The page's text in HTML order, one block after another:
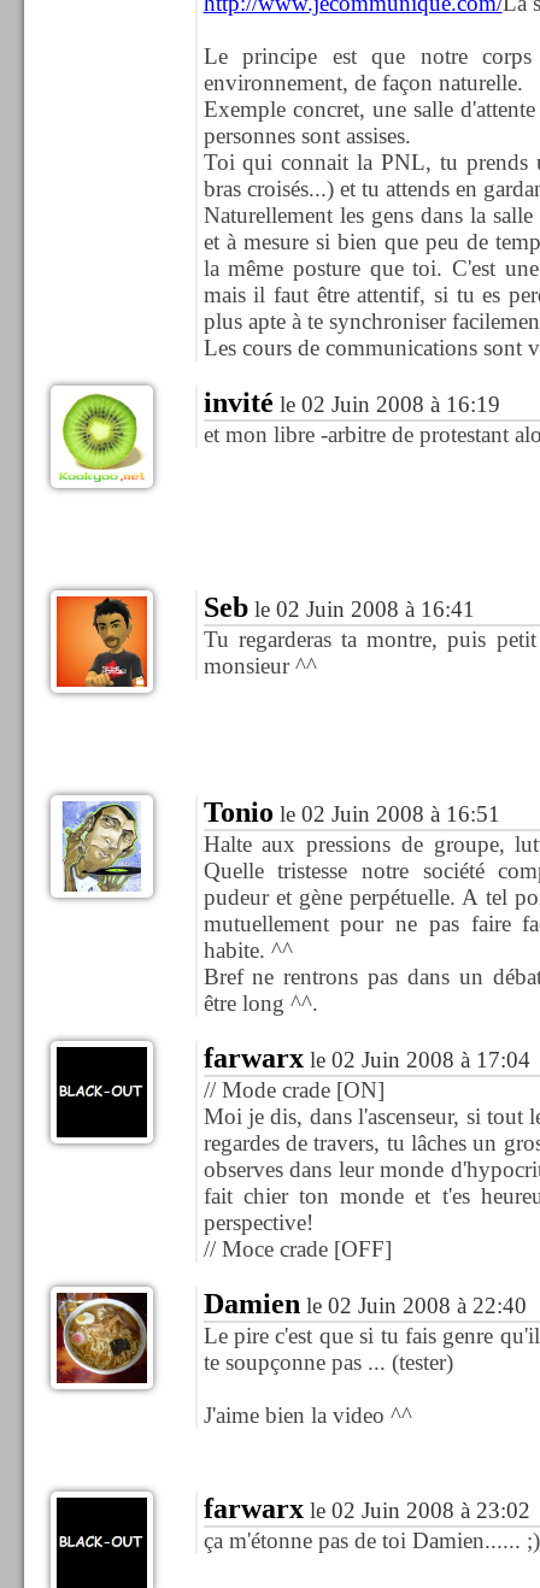
Le principe est que notre corps
environnement, de façon naturelle.
Exemple concret, une salle
personnes sont assises.
Toi qui connait la PNL, tu prends
bras croisés...) et tu attends en
Naturellement les gens dans la
et à mesure si bien que peu de
la même posture que toi. C'est
mais il faut être attentif, si tu es
plus apte à te synchroniser
Les cours de communications sont
invité le 02 Juin 2008 à 16:19
et mon libre -arbitre de protestant
Seble 02 Juin 2008 à 16:41
Tu regarderas ta montre, puis
monsieur ^^
Tonio le 02 Juin 2008 à 16:51
Halte aux pressions de groupe,
Quelle tristesse notre société
pudeur et gène perpétuelle. A tel
mutuellement pour ne pas faire
habite. ^^
Bref ne rentrons pas dans un
être long ^^.
farwarxle 02 Juin 2008 à 17:04
// Mode crade [ON]
Moi je dis, dans l'ascenseur, si tout
regardes de travers, tu lâches un
observes dans leur monde
fait chier ton monde et t'es
perspective!
// Moce crade [OFF]
Damien le 02 Juin 2008 à 22:40
Le pire c'est que si tu fais genre
te soupçonne pas ... (tester)
J'aime bien la video ^^
farwarxle 02 Juin 2008 à 23:02
ça m'étonne pas de toi Damien...... ;)